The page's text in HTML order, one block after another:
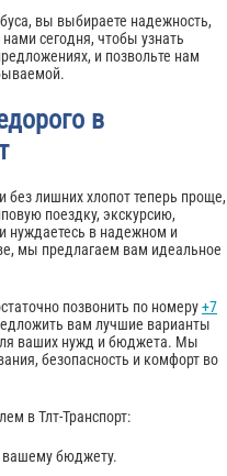
вы выбираете надежность,
сегодня, чтобы узнать
и позвольте нам
в
без лишних хлопот теперь проще,
поездку, экскурсию,
нуждаетесь в надежном и
мы предлагаем вам идеальное
позвонить по номеру+7
вам лучшие варианты
ваших нужд и бюджета. Мы
безопасность и комфорт во
в Тлт-Транспорт:
вашему бюджету.